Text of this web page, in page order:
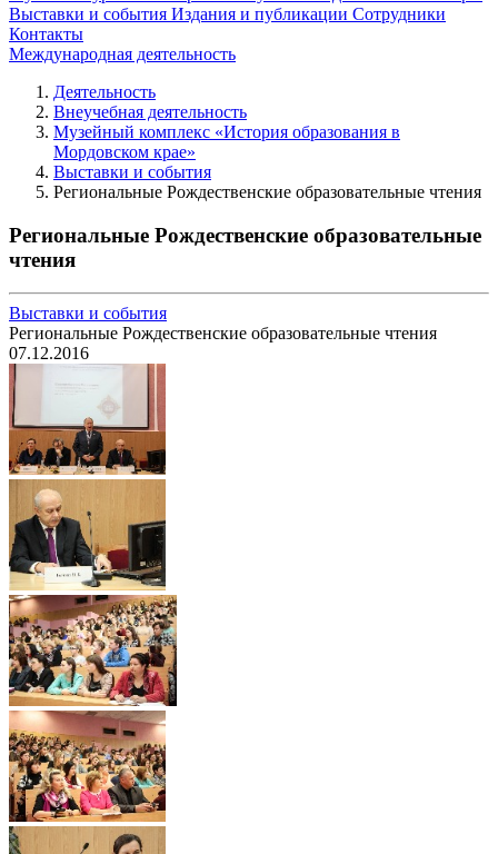
Выставки и события Издания и публикации Сотрудники
Контакты
Международная деятельность
Деятельность
Внеучебная деятельность
Музейный комплекс «История образования в
Мордовском крае»
Выставки и события
Региональные Рождественские образовательные чтения
Региональные Рождественские образовательные
чтения
Выставки и события
Региональные Рождественские образовательные чтения
07.12.2016